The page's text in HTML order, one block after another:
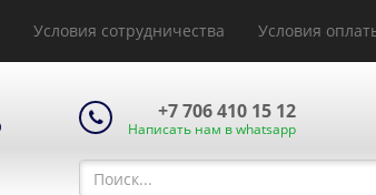
Условия сотрудничества Условия
+7 706 410 15 12
Написать нам в whatsapp